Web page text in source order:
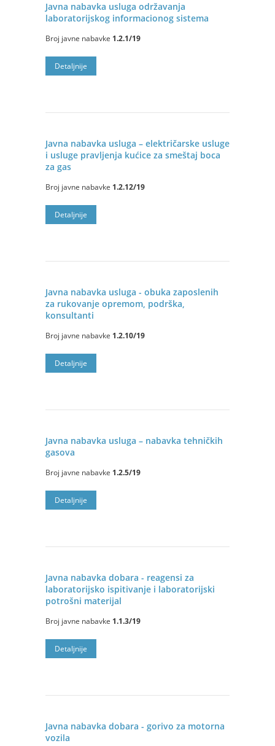
Javna nabavka usluga održavanja
laboratorijskog informacionog sistema
Broj javne nabavke 1.2.1/19
Detaljnije
Javna nabavka usluga – električarske usluge
i usluge pravlјenja kućice za smeštaj boca
za gas
Broj javne nabavke 1.2.12/19
Detaljnije
Javna nabavka usluga - obuka zaposlenih
za rukovanje opremom, podrška,
konsultanti
Broj javne nabavke 1.2.10/19
Detaljnije
Javna nabavka usluga – nabavka tehničkih
gasova
Broj javne nabavke 1.2.5/19
Detaljnije
Javna nabavka dobara - reagensi za
laboratorijsko ispitivanje i laboratorijski
potrošni materijal
Broj javne nabavke 1.1.3/19
Detaljnije
Javna nabavka dobara - gorivo za motorna
vozila